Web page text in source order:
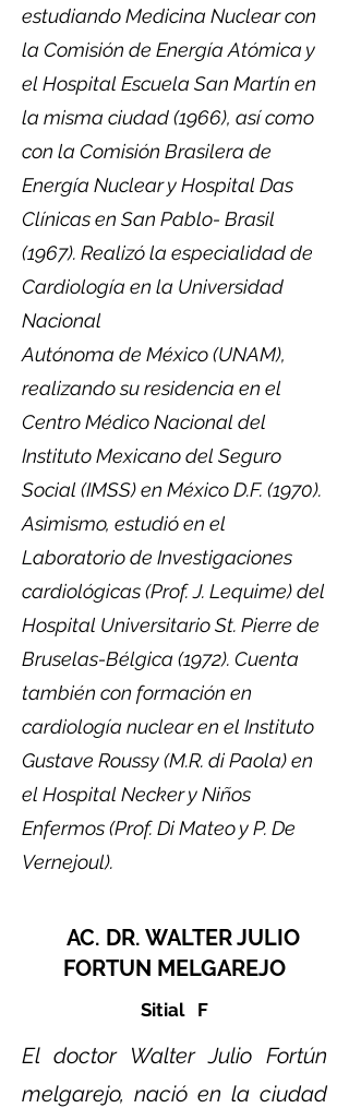
estudiando Medicina Nuclear con
la Comisión de Energía Atómica y
el Hospital Escuela San Martín en
la misma ciudad (1966), así como
con la Comisión Brasilera de
Energía Nuclear y Hospital Das
Clínicas en San Pablo- Brasil
(1967). Realizó la especialidad de
Cardiología en la Universidad
Nacional
Autónoma de México (UNAM),
realizando su residencia en el
Centro Médico Nacional del
Instituto Mexicano del Seguro
Social (IMSS) en México D.F. (1970).
Asimismo, estudió en el
Laboratorio de Investigaciones
cardiológicas (Prof. J. Lequime) del
Hospital Universitario St. Pierre de
Bruselas-Bélgica (1972). Cuenta
también con formación en
cardiología nuclear en el Instituto
Gustave Roussy (M.R. di Paola) en
el Hospital Necker y Niños
Enfermos (Prof. Di Mateo y P. De
Vernejoul).
AC. DR. WALTER JULIO
FORTUN MELGAREJO
Sitial F
El doctor Walter Julio Fortún
melgarejo, nació en la ciudad